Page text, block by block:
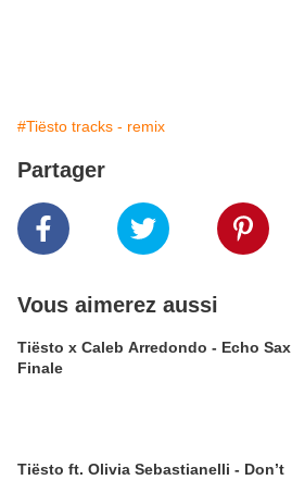
#Tiësto tracks - remix
Partager
Vous aimerez aussi
Tiësto x Caleb Arredondo - Echo Sax
Finale
Tiësto ft. Olivia Sebastianelli - Don’t